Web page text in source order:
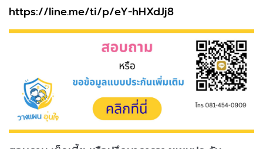
https://line.me/ti/p/eY-hHXdJj8